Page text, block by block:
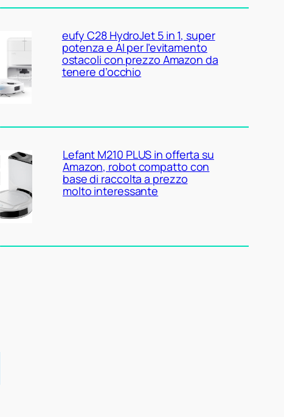
eufy C28 HydroJet 5 in 1, super
potenza e AI per l’evitamento
ostacoli con prezzo Amazon da
tenere d’occhio
Lefant M210 PLUS in offerta su
Amazon, robot compatto con
base di raccolta a prezzo
molto interessante